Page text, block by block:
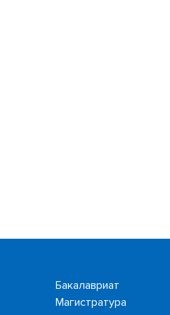
Бакалавриат
Магистратура